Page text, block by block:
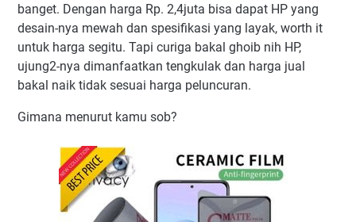
banget. Dengan harga Rp. 2,4juta bisa dapat HP yang
desain-nya mewah dan spesifikasi yang layak, worth it
untuk harga segitu. Tapi curiga bakal ghoib nih HP,
ujung2-nya dimanfaatkan tengkulak dan harga jual
bakal naik tidak sesuai harga peluncuran.
Gimana menurut kamu sob?